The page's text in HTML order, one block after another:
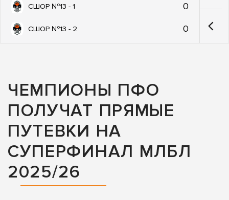
СШОР №13 - 1 0
СШОР №13 - 2 0
ЧЕМПИОНЫ ПФО
ПОЛУЧАТ ПРЯМЫЕ
ПУТЕВКИ НА
СУПЕРФИНАЛ МЛБЛ
2025/26